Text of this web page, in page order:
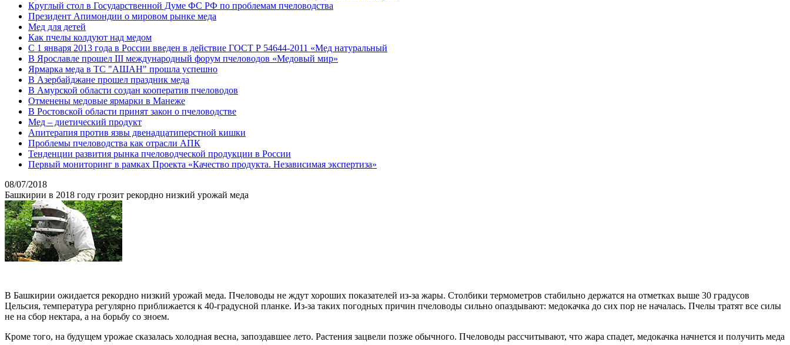
Круглый стол в Государственной Думе ФС РФ по проблемам пчеловодства
Президент Апимондии о мировом рынке меда
Мед для детей
Как пчелы колдуют над медом
С 1 января 2013 года в России введен в действие ГОСТ Р 54644-2011 «Мед натуральный
В Ярославле прошел III международный форум пчеловодов «Медовый мир»
Ярмарка меда в ТС "АШАН" прошла успешно
В Азербайджане прошел праздник меда
В Амурской области создан кооператив пчеловодов
Отменены медовые ярмарки в Манеже
В Ростовской области принят закон о пчеловодстве
Мед – диетический продукт
Апитерапия против язвы двенадцатиперстной кишки
Проблемы пчеловодства как отрасли АПК
Тенденции развития рынка пчеловодческой продукции в России
Первый мониторинг в рамках Проекта «Качество продукта. Независимая экспертиза»
08/07/2018
Башкирии в 2018 году грозит рекордно низкий урожай меда
В Башкирии ожидается рекордно низкий урожай меда. Пчеловоды не ждут хороших показателей из-за жары. Столбики термометров стабильно держатся на отметках выше 30 градусов
Цельсия, температура регулярно приближается к 40-градусной планке. Из-за таких погодных причин пчеловоды сильно опаздывают: медокачка до сих пор не началась. Пчелы тратят все силы
не на сбор нектара, а на борьбу со зноем.
Кроме того, на будущем урожае сказалась холодная весна, запоздавшее лето. Растения зацвели позже обычного. Пчеловоды рассчитывают, что жара спадет, медокачка начнется и получить меда